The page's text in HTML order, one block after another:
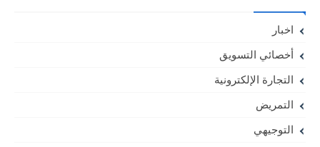
اخبار
أخصائي التسويق
التجارة الإلكترونية
التمريض
التوجيهي